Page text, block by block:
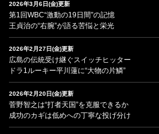
2026年3月6日(金)更新
第1回WBC“激動の19日間”の記憶
王貞治の“右腕”が語る苦悩と栄光
2026年2月27日(金)更新
広島の伝統受け継ぐスイッチヒッター
ドラ1ルーキー平川蓮に“大物の片鱗”
2026年2月20日(金)更新
菅野智之は“打者天国”を克服できるか
成功のカギは低めへの丁寧な投げ分け